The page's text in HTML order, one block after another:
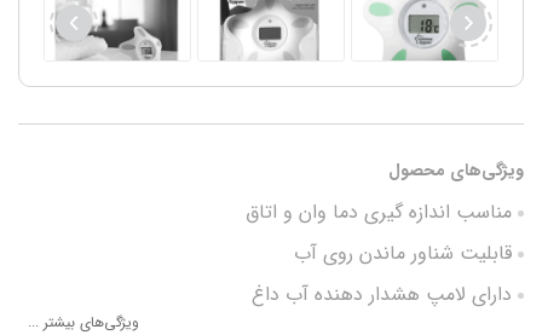
ویژگی‌های محصول
مناسب اندازه گیری دما وان و اتاق
قابلیت شناور ماندن روی آب
دارای لامپ هشدار دهنده آب داغ
ویژگی‌های بیشتر ...